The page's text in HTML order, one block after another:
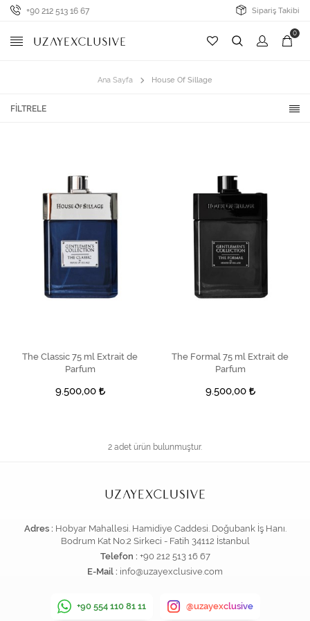
+90 212 513 16 67 Sipariş Takibi
0
Ana Sayfa House Of Sillage
FILTRELE
SEPETE EKLE
The Classic 75 ml Extrait de
Parfum
9.500,00
SEPETE EKLE
The Formal 75 ml Extrait de
Parfum
9.500,00
2 adet ürün bulunmuştur.
Adres : Hobyar Mahallesi. Hamidiye Caddesi. Doğubank İş Hanı.
Bodrum Kat No:2 Sirkeci - Fatih 34112 İstanbul
Telefon : +90 212 513 16 67
E-Mail : info@uzayexclusive.com
+90 554 110 81 11 @uzayexclusive